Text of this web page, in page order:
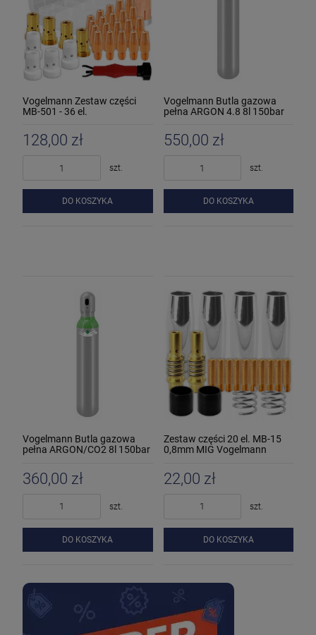
Vogelmann Zestaw części
MB-501 - 36 el.
128,00 zł
szt.
DO KOSZYKA
Vogelmann Butla gazowa
pełna ARGON 4.8 8l 150bar
550,00 zł
szt.
DO KOSZYKA
Vogelmann Butla gazowa
pełna ARGON/CO2 8l 150bar
360,00 zł
szt.
DO KOSZYKA
Zestaw części 20 el. MB-15
0,8mm MIG Vogelmann
22,00 zł
szt.
DO KOSZYKA